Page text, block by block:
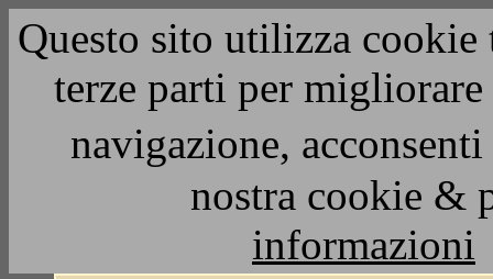
Questo sito utilizza
terze parti per
navigazione,
nostra cookie &
informazioni